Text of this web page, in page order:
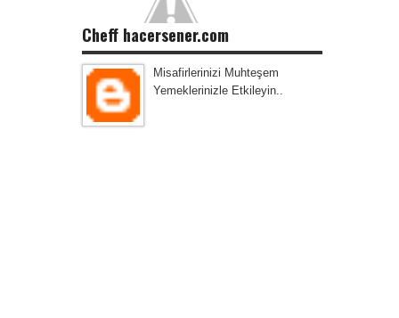
Cheff hacersener.com
Misafirlerinizi Muhteşem
Yemeklerinizle Etkileyin..